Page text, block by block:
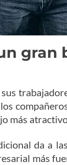
más
da a
más